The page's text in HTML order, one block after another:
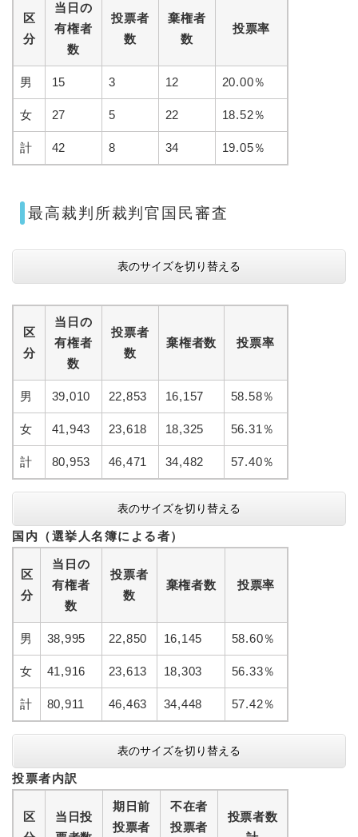
区
分
当日の
有権者
数
投票者
数
棄権者
数
投票率
男 15 3 12 20.00％
女 27 5 22 18.52％
計 42 8 34 19.05％
最高裁判所裁判官国民審査
表のサイズを切り替える
区
分
当日の
有権者
数
投票者
数
棄権者数 投票率
男 39,010 22,853 16,157 58.58％
女 41,943 23,618 18,325 56.31％
計 80,953 46,471 34,482 57.40％
表のサイズを切り替える
国内（選挙人名簿による者）
区
分
当日の
有権者
数
投票者
数
棄権者数 投票率
男 38,995 22,850 16,145 58.60％
女 41,916 23,613 18,303 56.33％
計 80,911 46,463 34,448 57.42％
表のサイズを切り替える
投票者内訳
区
当日投
期日前
投票者
不在者
投票者
投票者数